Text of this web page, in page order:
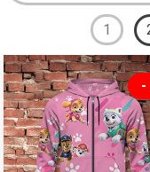
1
-